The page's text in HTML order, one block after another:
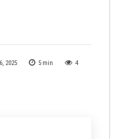
2025 5 min 4